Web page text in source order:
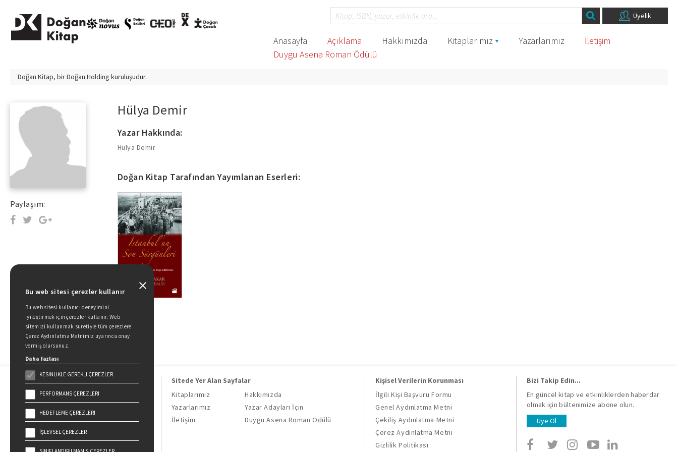
Üyelik
Anasayfa Açıklama Hakkımızda Kitaplarımız Yazarlarımız
İletişim
Duygu Asena Roman Ödülü
Doğan Kitap, birDoğan Holding kuruluşudur.
Paylaşım:
Hülya Demir
Yazar Hakkında:
Hülya Demir
Doğan Kitap Tarafından Yayımlanan Eserleri:
Doğan Kitap, bir Doğan Holding
kuruluşudur.
19 Mayıs Cad. Golden Plaza No:1 Kat:10
34360 / Şişli / İstanbul
Sitede Yer Alan Sayfalar
Kitaplarımız
Hakkımızda
Yazarlarımız
Yazar Adayları İçin
İletişim
Duygu Asena Roman Ödülü
Kişisel Verilerin Korunması
İlgili Kişi Başvuru Formu
Genel Aydınlatma Metni
Çekiliş Aydınlatma Metni
Çerez Aydınlatma Metni
Gizlilik Politikası
Bizi Takip Edin...
En güncel kitap ve etkinliklerden haberdar
olmak için bültenimize abone olun.
Üye Ol
Bu web sitesi çerezler kullanır
Bu web sitesi kullanıcı deneyimini
iyileştirmek için çerezler kullanır. Web
sitemizi kullanmak suretiyle tüm çerezlere
Çerez Aydınlatma Metnimiz uyarınca onay
vermiş olursunuz.
Daha fazlası
KESINLIKLE GEREKLI ÇEREZLER
PERFORMANS ÇEREZLERI
HEDEFLEME ÇEREZLERI
İŞLEVSEL ÇEREZLER